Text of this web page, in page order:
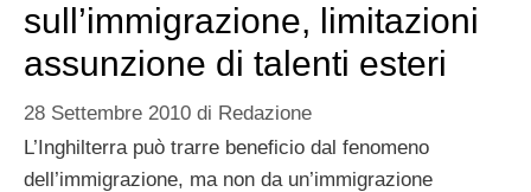
sull’immigrazione, limitazioni
assunzione di talenti esteri
28 Settembre 2010 di Redazione
L’Inghilterra può trarre beneficio dal fenomeno
dell’immigrazione, ma non da un’immigrazione